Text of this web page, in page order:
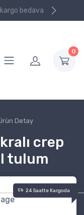
bedava
0
Detay
crep
tulum
24 Saatte Kargoda